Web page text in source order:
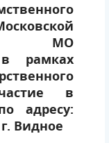
МО
рамках
в
адресу:
Видное